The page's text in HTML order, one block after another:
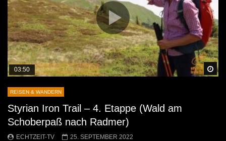
03:50
REISEN & WANDERN
Styrian Iron Trail – 4. Etappe (Wald am
Schoberpaß nach Radmer)
ECHTZEIT-TV 25. SEPTEMBER 2022